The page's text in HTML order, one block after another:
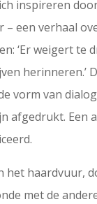
inspireren
– een verhaal
‘Er weigert
herinneren.’
vorm van
afgedrukt. Een
het haardvuur,
met de